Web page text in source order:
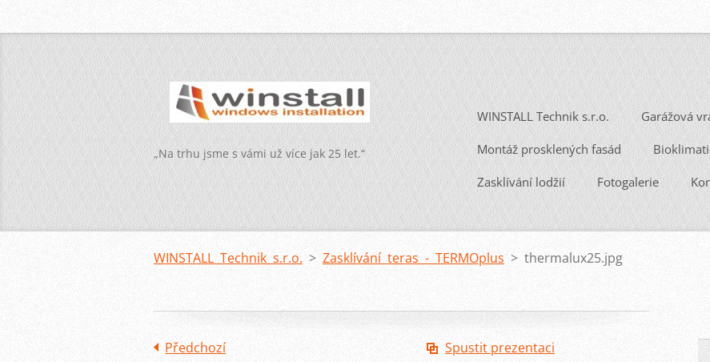
„Na trhu jsme s vámi už více jak 25 let.“
WINSTALL Technik s.r.o. Garážová
Montáž prosklených fasád
Zasklívání lodžií Fotogalerie
WINSTALL Technik s.r.o. > Zasklívání teras - TERMOplus > thermalux25.jpg
Předchozí Spustit prezentaci